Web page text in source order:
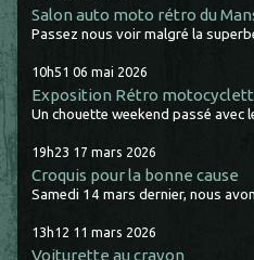
Salon auto moto rétro du
Passez nous voir malgré la
10h51 06 mai 2026
Exposition Rétro
Un chouette weekend passé avec
19h23 17 mars 2026
Croquis pour la bonne cause
Samedi 14 mars dernier, nous
13h12 11 mars 2026
Voiturette au crayon